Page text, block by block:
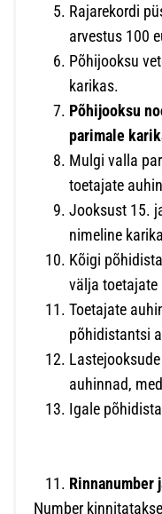
Rajarekordi
arvestus 100
Põhijooksu
karikas.
Põhijooksu
parimale
Mulgi valla
toetajate
Jooksust 15.
nimeline
Kõigi
välja
Toetajate
põhidistantsi
auhinnad,
Igale
Rinnanumber
Number kinnitatakse